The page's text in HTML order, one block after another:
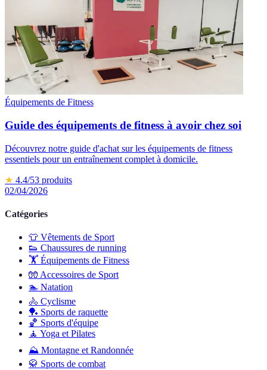
Équipements de Fitness
Guide des équipements de fitness à avoir chez soi
Découvrez notre guide d'achat sur les équipements de fitness
essentiels pour un entraînement complet à domicile.
★ 4.4/53 produits
02/04/2026
Catégories
👕 Vêtements de Sport
👟 Chaussures de running
🏋️ Équipements de Fitness
🧤 Accessoires de Sport
🏊 Natation
🚴 Cyclisme
🏓 Sports de raquette
🏀 Sports d'équipe
🧘 Yoga et Pilates
⛰️ Montagne et Randonnée
🥋 Sports de combat